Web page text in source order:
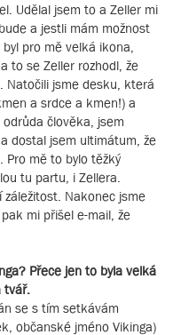
Udělal jsem to a Zeller mi
a jestli mám možnost
pro mě velká ikona,
to se Zeller rozhodl, že
Natočili jsme desku, která
a srdce a kmen!) a
člověka, jsem
dostal jsem ultimátum, že
Pro mě to bylo těžký
tu partu, i Zellera.
záležitost. Nakonec jsme
mi přišel e-mail, že
Přece jen to byla velká
tvář.
se s tím setkávám
občanské jméno Vikinga)